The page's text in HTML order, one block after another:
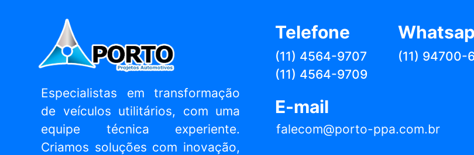
Especialistas em transformação
de veículos utilitários, com uma
equipe técnica experiente.
Criamos soluções com inovação,
Telefone
(11) 4564-9707
(11) 4564-9709
(11) 94700-
E-mail
falecom@porto-ppa.com.br